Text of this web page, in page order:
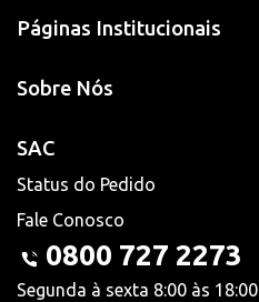
Páginas Institucionais
Sobre Nós
SAC
Status do Pedido
Fale Conosco
0800 727 2273
Segunda à sexta 8:00 às 18:00